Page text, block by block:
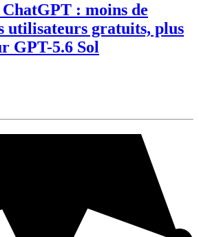
: moins de
utilisateurs gratuits, plus
GPT-5.6 Sol